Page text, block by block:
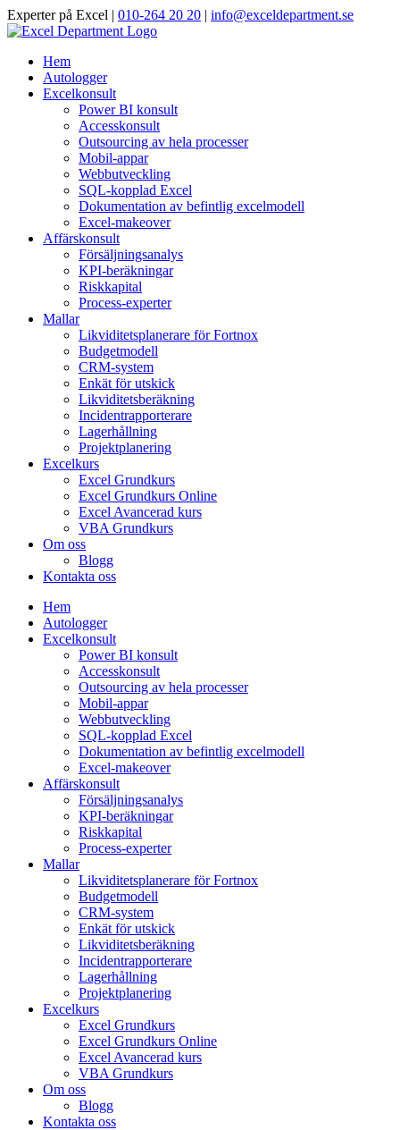
Skip
to
Experter på Excel | 010-264 20 20 | info@exceldepartment.se
Hem
Autologger
Excelkonsult
Power BI konsult
Accesskonsult
Outsourcing av hela processer
Mobil-appar
Webbutveckling
SQL-kopplad Excel
Dokumentation av befintlig excelmodell
Excel-makeover
Affärskonsult
Försäljningsanalys
KPI-beräkningar
Riskkapital
Process-experter
Mallar
Likviditetsplanerare för Fortnox
Budgetmodell
CRM-system
Enkät för utskick
Likviditetsberäkning
Incidentrapporterare
Lagerhållning
Projektplanering
Excelkurs
Excel Grundkurs
Excel Grundkurs Online
Excel Avancerad kurs
VBA Grundkurs
Om oss
Blogg
Kontakta oss
Hem
Autologger
Excelkonsult
Power BI konsult
Accesskonsult
Outsourcing av hela processer
Mobil-appar
Webbutveckling
SQL-kopplad Excel
Dokumentation av befintlig excelmodell
Excel-makeover
Affärskonsult
Försäljningsanalys
KPI-beräkningar
Riskkapital
Process-experter
Mallar
Likviditetsplanerare för Fortnox
Budgetmodell
CRM-system
Enkät för utskick
Likviditetsberäkning
Incidentrapporterare
Lagerhållning
Projektplanering
Excelkurs
Excel Grundkurs
Excel Grundkurs Online
Excel Avancerad kurs
VBA Grundkurs
Om oss
Blogg
Kontakta oss